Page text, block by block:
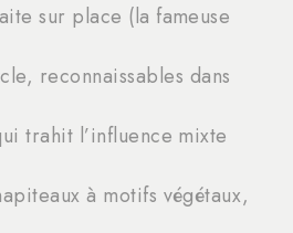
sur place (la fameuse
reconnaissables dans
trahit l’influence mixte
à motifs végétaux,